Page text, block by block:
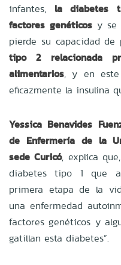
infantes, la diabetes
factores genéticosy se
pierde su capacidad
tipo 2 relacionada
alimentarios, y en este
eficazmente la insulina
Yessica Benavides
de Enfermería de la
sede Curicó, explica
diabetes tipo 1 que
primera etapa de la
una enfermedad
factores genéticos y
gatillan esta diabetes”.